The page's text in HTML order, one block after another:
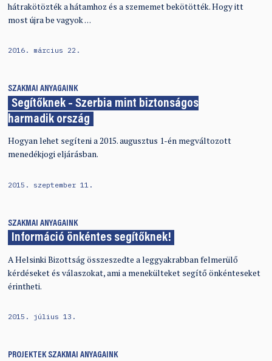
hátrakötözték a hátamhoz és a szememet bekötötték. Hogy itt
most újra be vagyok …
2016. március 22.
SZAKMAI ANYAGAINK
Segítőknek – Szerbia mint biztonságos
harmadik ország
Hogyan lehet segíteni a 2015. augusztus 1-én megváltozott
menedékjogi eljárásban.
2015. szeptember 11.
SZAKMAI ANYAGAINK
Információ önkéntes segítőknek!
A Helsinki Bizottság összeszedte a leggyakrabban felmerülő
kérdéseket és válaszokat, ami a menekülteket segítő önkénteseket
érintheti.
2015. július 13.
PROJEKTEK SZAKMAI ANYAGAINK